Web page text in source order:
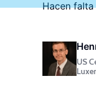
Hacen
US